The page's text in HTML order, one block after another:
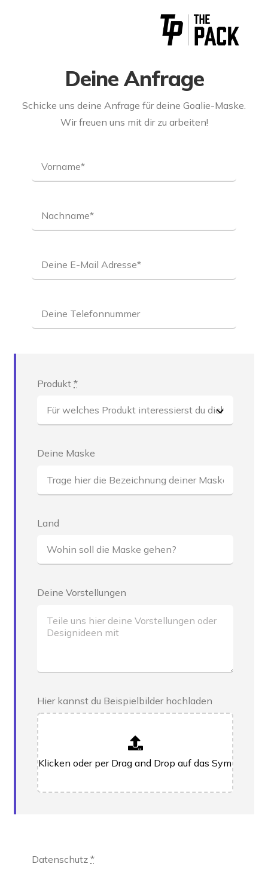
Deine Anfrage
Schicke uns deine Anfrage für deine Goalie-Maske.
Wir freuen uns mit dir zu arbeiten!
Produkt*
Deine Maske
Land
Deine Vorstellungen
Hier kannst du Beispielbilder hochladen
Datenschutz*